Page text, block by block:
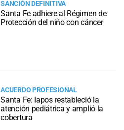
SANCIÓN DEFINITIVA
Santa Fe adhiere al Régimen de
Protección del niño con cáncer
ACUERDO PROFESIONAL
Santa Fe: Iapos restableció la
atención pediátrica y amplió la
cobertura